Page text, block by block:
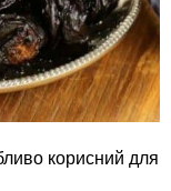
корисний для